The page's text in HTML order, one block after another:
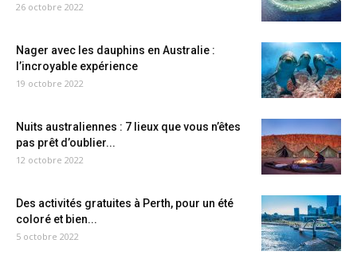
26 octobre 2022
Nager avec les dauphins en Australie :
l’incroyable expérience
19 octobre 2022
Nuits australiennes : 7 lieux que vous n’êtes
pas prêt d’oublier...
12 octobre 2022
Des activités gratuites à Perth, pour un été
coloré et bien...
5 octobre 2022